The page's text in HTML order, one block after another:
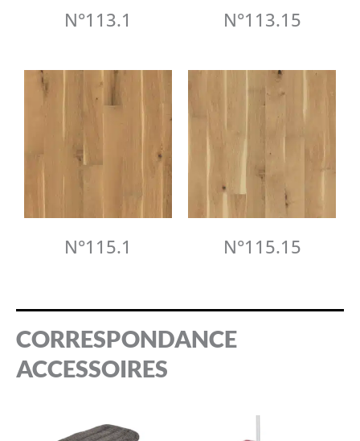
N°113.1 N°113.15
N°115.1 N°115.15
CORRESPONDANCE
ACCESSOIRES